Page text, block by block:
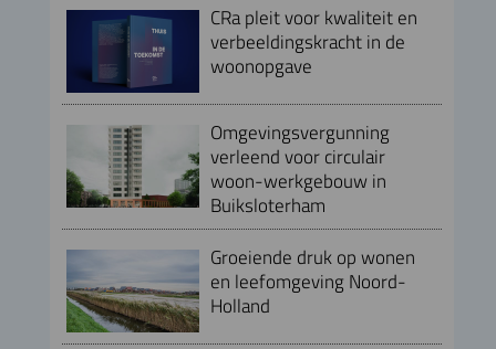
CRa pleit voor kwaliteit en
verbeeldingskracht in de
woonopgave
Omgevingsvergunning
verleend voor circulair
woon-werkgebouw in
Buiksloterham
Groeiende druk op wonen
en leefomgeving Noord-
Holland